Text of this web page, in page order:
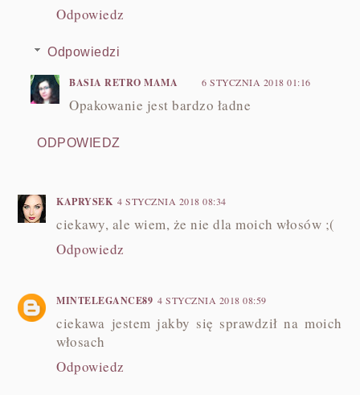
Odpowiedz
Odpowiedzi
BASIA RETRO MAMA 6 STYCZNIA 2018 01:16
Opakowanie jest bardzo ładne
ODPOWIEDZ
KAPRYSEK 4 STYCZNIA 2018 08:34
ciekawy, ale wiem, że nie dla moich włosów ;(
Odpowiedz
MINTELEGANCE89 4 STYCZNIA 2018 08:59
ciekawa jestem jakby się sprawdził na moich
włosach
Odpowiedz